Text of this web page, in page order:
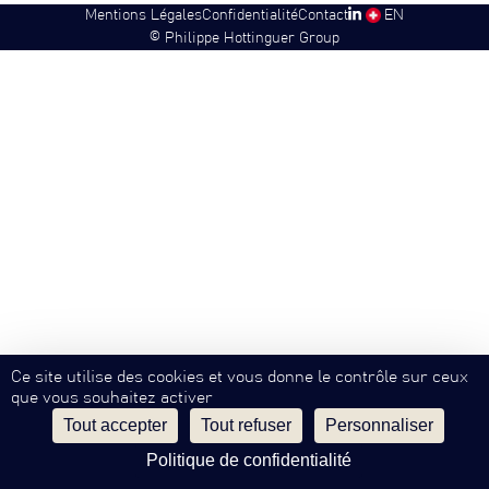
© Philippe Hottinguer Group
Mentions LégalesConfidentialitéContact SW EN
Ce site utilise des cookies et vous donne le contrôle sur ceux
que vous souhaitez activer
Tout accepter Tout refuser
Personnaliser
Politique de confidentialité